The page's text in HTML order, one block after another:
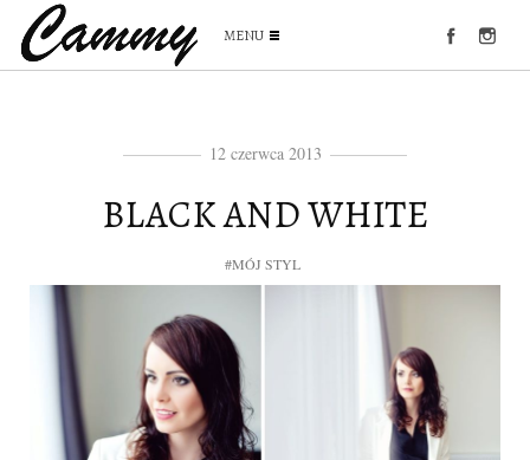
MENU
12 czerwca 2013
BLACK AND WHITE
#MÓJ STYL